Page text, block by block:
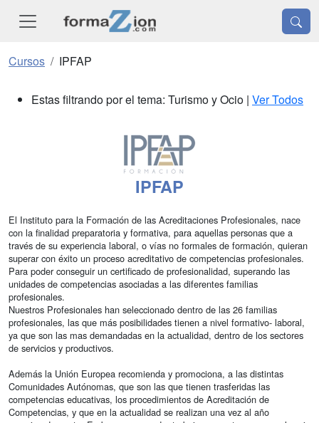
Cursos IPFAP
Estas filtrando por el tema: Turismo y Ocio | Ver Todos
IPFAP
El Instituto para la Formación de las Acreditaciones Profesionales, nace
con la finalidad preparatoria y formativa, para aquellas personas que a
través de su experiencia laboral, o vías no formales de formación, quieran
superar con éxito un proceso acreditativo de competencias profesionales.
Para poder conseguir un certificado de profesionalidad, superando las
unidades de competencias asociadas a las diferentes familias
profesionales.
Nuestros Profesionales han seleccionado dentro de las 26 familias
profesionales, las que más posibilidades tienen a nivel formativo- laboral,
ya que son las mas demandadas en la actualidad, dentro de los sectores
de servicios y productivos.
Además la Unión Europea recomienda y promociona, a las distintas
Comunidades Autónomas, que son las que tienen trasferidas las
competencias educativas, los procedimientos de Acreditación de
Competencias, y que en la actualidad se realizan una vez al año